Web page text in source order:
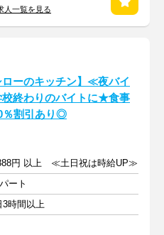
人一覧を見る
ローのキッチン】≪夜バイ
校終わりのバイトに★食事
％割引あり◎
円 以上 ≪土日祝は時給UP≫
ート
3時間以上